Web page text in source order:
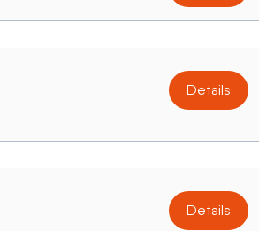
Details
Details